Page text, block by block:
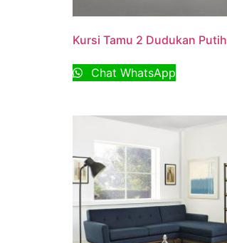
Kursi Tamu 2 Dudukan Putih
Chat WhatsApp